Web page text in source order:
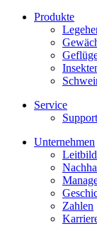
Produkte
Service
Unternehmen
Zahlen